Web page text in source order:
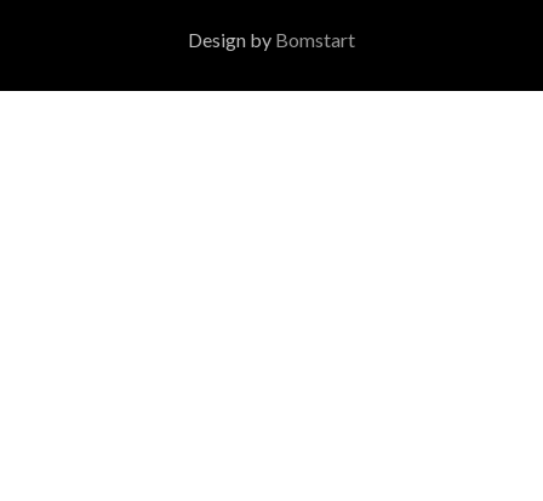
Design by Bomstart